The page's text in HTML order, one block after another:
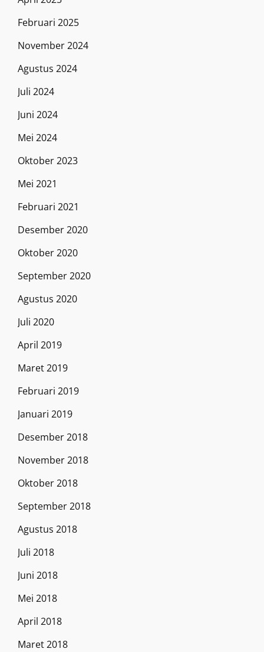
Februari 2025
November 2024
Agustus 2024
Juli 2024
Juni 2024
Mei 2024
Oktober 2023
Mei 2021
Februari 2021
Desember 2020
Oktober 2020
September 2020
Agustus 2020
Juli 2020
April 2019
Maret 2019
Februari 2019
Januari 2019
Desember 2018
November 2018
Oktober 2018
September 2018
Agustus 2018
Juli 2018
Juni 2018
Mei 2018
April 2018
Maret 2018